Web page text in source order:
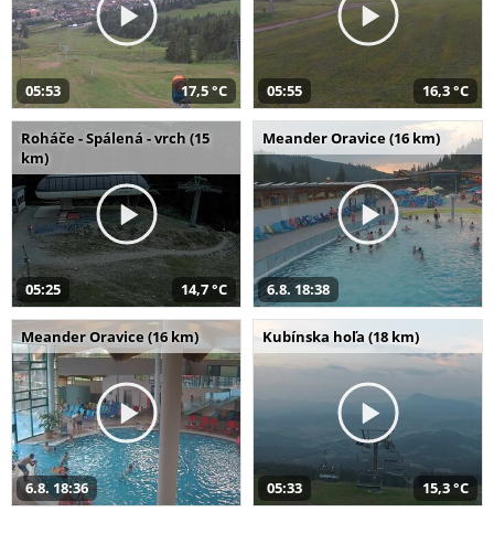
05:53 17,5 °C 05:55 16,3 °C
Roháče - Spálená - vrch (15
km)
05:25 14,7 °C
Meander Oravice (16 km)
6.8. 18:38
Meander Oravice (16 km)
6.8. 18:36
Kubínska hoľa (18 km)
05:33 15,3 °C